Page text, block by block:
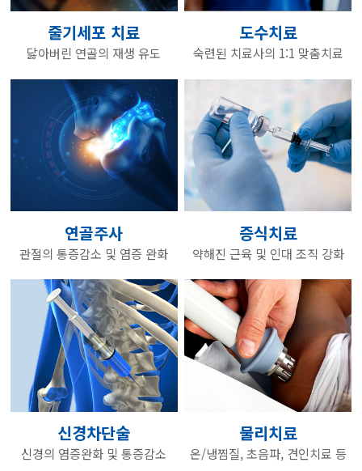
줄기세포 치료
닳아버린 연골의 재생 유도
도수치료
숙련된 치료사의 1:1 맞춤치료
연골주사
관절의 통증감소 및 염증 완화
증식치료
약해진 근육 및 인대 조직 강화
신경차단술
신경의 염증완화 및 통증감소
물리치료
온/냉찜질, 초음파, 견인치료 등